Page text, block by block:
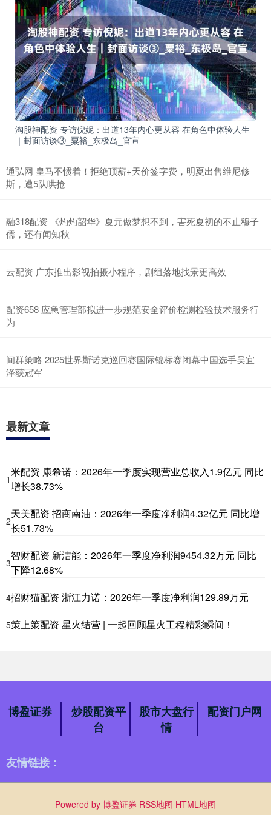
淘股神配资 专访倪妮：出道13年内心更从容 在角色中体验人生
｜封面访谈③_粟裕_东极岛_官宣
通弘网 皇马不惯着！拒绝顶薪+天价签字费，明夏出售维尼修
斯，遭5队哄抢
融318配资 《灼灼韶华》夏元做梦想不到，害死夏初的不止穆子
儒，还有闻知秋
云配资 广东推出影视拍摄小程序，剧组落地找景更高效
配资658 应急管理部拟进一步规范安全评价检测检验技术服务行
为
间群策略 2025世界斯诺克巡回赛国际锦标赛闭幕中国选手吴宜
泽获冠军
最新文章
1
米配资 康希诺：2026年一季度实现营业总收入1.9亿元 同比
增长38.73%
2
天美配资 招商南油：2026年一季度净利润4.32亿元 同比增
长51.73%
3
智财配资 新洁能：2026年一季度净利润9454.32万元 同比
下降12.68%
4招财猫配资 浙江力诺：2026年一季度净利润129.89万元
5策上策配资 星火结营 | 一起回顾星火工程精彩瞬间！
博盈证券
炒股配资平
台
股市大盘行
情
配资门户网
友情链接：
Powered by 博盈证券 RSS地图 HTML地图